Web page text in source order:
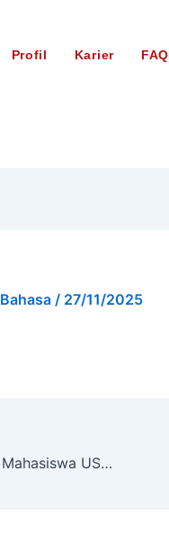
Profil Karier FAQ
/ 27/11/2025
Perkenalkan Budaya dan Bahasa Indonesia, Mahasiswa USD dan Sophia University Gelar Joint Class